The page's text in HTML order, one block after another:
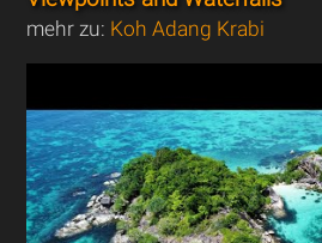
mehr zu: Koh Adang Krabi